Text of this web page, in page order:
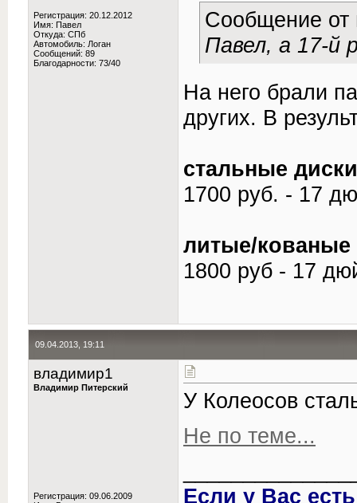
Регистрация: 20.12.2012
Имя: Павел
Откуда: СПб
Автомобиль: Логан
Сообщений: 89
Благодарности: 73/40
Сообщение от
Павел, а 17-й
На него брали
других. В
стальные диски
1700 руб. - 17
литые/кованые
1800 руб - 17
09.04.2013, 19:11
владимир1
Владимир Питерский
Регистрация: 09.06.2009
У Колеосов
Не по теме...
Если у Вас